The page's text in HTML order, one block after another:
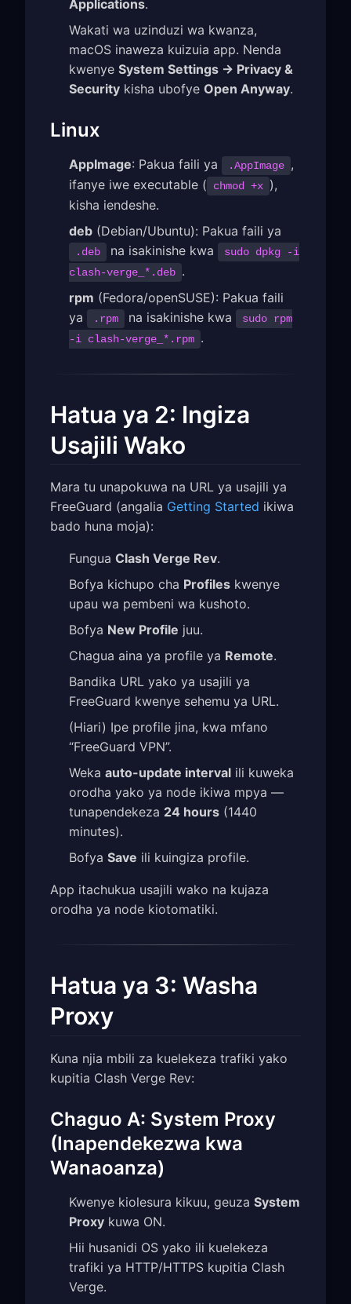
Applications.
Wakati wa uzinduzi wa kwanza,
macOS inaweza kuizuia app. Nenda
kwenye System Settings → Privacy &
Security kisha ubofye Open Anyway.
Linux
AppImage: Pakua faili ya .AppImage ,
ifanye iwe executable (
chmod +x ),
kisha iendeshe.
deb (Debian/Ubuntu): Pakua faili ya
.deb na isakinishe kwa
sudo dpkg -i
clash-verge_*.deb .
rpm (Fedora/openSUSE): Pakua faili
ya
.rpm na isakinishe kwa
sudo rpm
-i clash-verge_*.rpm .
Hatua ya 2: Ingiza
Usajili Wako
Mara tu unapokuwa na URL ya usajili ya
FreeGuard (angalia Getting Started ikiwa
bado huna moja):
Fungua Clash Verge Rev.
Bofya kichupo cha Profiles kwenye
upau wa pembeni wa kushoto.
Bofya New Profile juu.
Chagua aina ya profile ya Remote.
Bandika URL yako ya usajili ya
FreeGuard kwenye sehemu ya URL.
(Hiari) Ipe profile jina, kwa mfano
“FreeGuard VPN”.
Weka auto-update interval ili kuweka
orodha yako ya node ikiwa mpya —
tunapendekeza 24 hours (1440
minutes).
Bofya Save ili kuingiza profile.
App itachukua usajili wako na kujaza
orodha ya node kiotomatiki.
Hatua ya 3: Washa
Proxy
Kuna njia mbili za kuelekeza trafiki yako
kupitia Clash Verge Rev:
Chaguo A: System Proxy
(Inapendekezwa kwa
Wanaoanza)
Kwenye kiolesura kikuu, geuza System
Proxy kuwa ON.
Hii husanidi OS yako ili kuelekeza
trafiki ya HTTP/HTTPS kupitia Clash
Verge.